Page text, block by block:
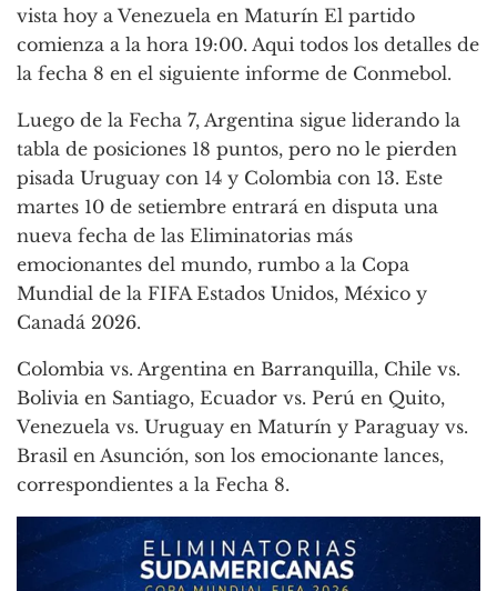
vista hoy a Venezuela en Maturín El partido
comienza a la hora 19:00. Aqui todos los detalles de
la fecha 8 en el siguiente informe de Conmebol.
Luego de la Fecha 7, Argentina sigue liderando la
tabla de posiciones 18 puntos, pero no le pierden
pisada Uruguay con 14 y Colombia con 13. Este
martes 10 de setiembre entrará en disputa una
nueva fecha de las Eliminatorias más
emocionantes del mundo, rumbo a la Copa
Mundial de la FIFA Estados Unidos, México y
Canadá 2026.
Colombia vs. Argentina en Barranquilla, Chile vs.
Bolivia en Santiago, Ecuador vs. Perú en Quito,
Venezuela vs. Uruguay en Maturín y Paraguay vs.
Brasil en Asunción, son los emocionante lances,
correspondientes a la Fecha 8.